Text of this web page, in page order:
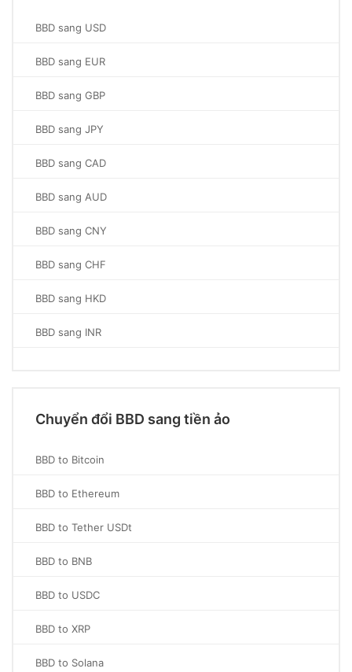
BBD sang USD
BBD sang EUR
BBD sang GBP
BBD sang JPY
BBD sang CAD
BBD sang AUD
BBD sang CNY
BBD sang CHF
BBD sang HKD
BBD sang INR
Chuyển đổi BBD sang tiền ảo
BBD to Bitcoin
BBD to Ethereum
BBD to Tether USDt
BBD to BNB
BBD to USDC
BBD to XRP
BBD to Solana